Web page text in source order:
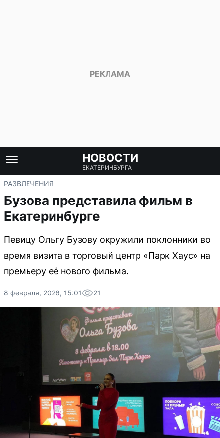
НОВОСТИ
ЕКАТЕРИНБУРГА
РАЗВЛЕЧЕНИЯ
Бузова представила фильм в
Екатеринбурге
Певицу Ольгу Бузову окружили поклонники во
время визита в торговый центр «Парк Хаус» на
премьеру её нового фильма.
8 февраля, 2026, 15:01 21